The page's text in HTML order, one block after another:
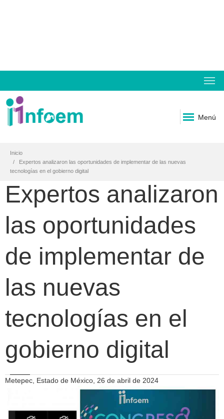
Menú
Inicio
Expertos analizaron las oportunidades de implementar de las nuevas
tecnologías en el gobierno digital
Expertos analizaron
las oportunidades
de implementar de
las nuevas
tecnologías en el
gobierno digital
Metepec, Estado de México, 26 de abril de 2024